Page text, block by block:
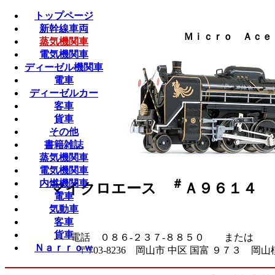
Ｍｉｃｒｏ Ａｃ
マイクロエース ＃ Ａ９６１
電話 ０８６-２３７-８８５０ または ０
〒703-8236 岡山市 中区 国富 ９７３ 岡山
トップページ
新幹線車両
蒸気機関車
電気機関車
ディーゼル機関車
電車
ディーゼルカー
客車
貨車
その他
書籍雑誌
蒸気機関車
電気機関車
内燃機関車
電車
気動車
客車
貨車
Ｎａｒｒｏｗ